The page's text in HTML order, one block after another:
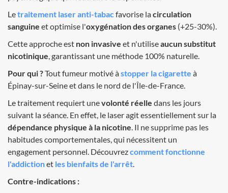
Letraitement laser anti-tabacfavorise lacirculation
sanguine et optimise l'oxygénation des organes (+25-30%).
Cette approche est non invasive et n'utiliseaucun substitut
nicotinique, garantissant une méthode 100% naturelle.
Pour qui ?Tout fumeur motivé àstopper la cigarette à
Épinay-sur-Seine et dans le nord de l'Île-de-France.
Le traitement requiert unevolonté réelle dans les jours
suivant la séance. En effet, le laser agit essentiellement sur la
dépendance physique à la nicotine. Il ne supprime pas les
habitudes comportementales, qui nécessitent un
engagement personnel. Découvrezcomment fonctionne
l'addictionet les bienfaits de l'arrêt.
Contre-indications :